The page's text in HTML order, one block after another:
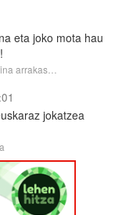
eta joko mota hau
arrakas…
jokatzea